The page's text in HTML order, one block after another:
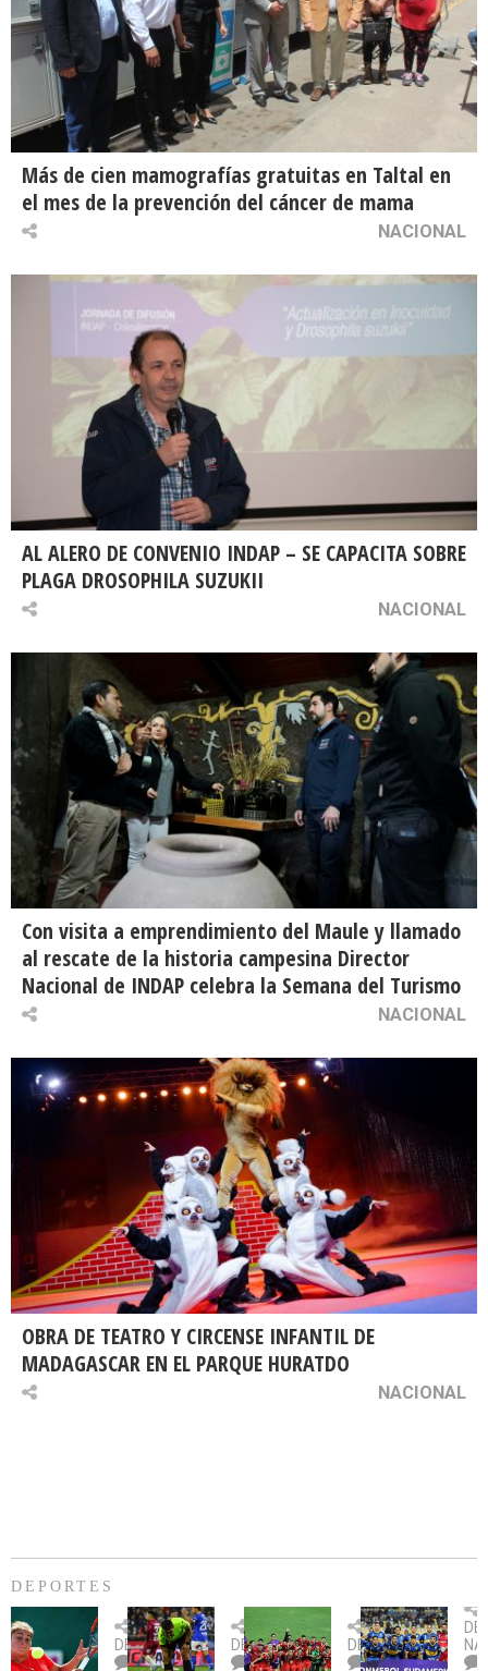
Más de cien mamografías gratuitas en Taltal en
el mes de la prevención del cáncer de mama
NACIONAL
AL ALERO DE CONVENIO INDAP – SE CAPACITA SOBRE
PLAGA DROSOPHILA SUZUKII
NACIONAL
Con visita a emprendimiento del Maule y llamado
al rescate de la historia campesina Director
Nacional de INDAP celebra la Semana del Turismo
NACIONAL
OBRA DE TEATRO Y CIRCENSE INFANTIL DE
MADAGASCAR EN EL PARQUE HURATDO
NACIONAL
DEPORTES
Billie
Jean
King
DEPORTES
U.
Católica
fue
DEPORTES
Copa
Sudamericana:
U.
DEPORTES
un